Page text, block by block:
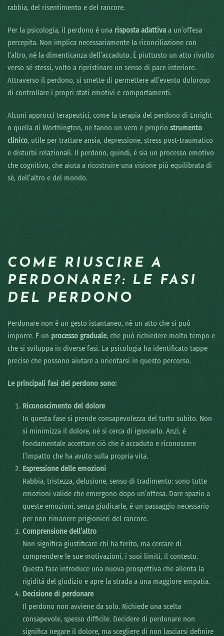
rabbia, del risentimento e del rancore.
Per la psicologia, il perdono è una risposta adattivaa un’offesa
percepita. Non implica necessariamente la riconciliazione con
l’altro, né la dimenticanza dell’accaduto. È piuttosto un atto rivolto
verso sé stessi, volto a ripristinare un senso di pace interiore.
Attraverso il perdono, si smette di permettere all’evento doloroso
di controllare i propri stati emotivi e comportamenti.
Alcuni approcci terapeutici, come la terapia del perdono di Enright
o quella di Worthington, ne fanno un vero e proprio strumento
clinico, utile per trattare ansia, depressione, stress post-traumatico
e disturbi relazionali. Il perdono, quindi, è sia un processo emotivo
che cognitivo, che aiuta a ricostruire una visione più equilibrata di
sé, dell’altro e del mondo.
COME RIUSCIRE A
PERDONARE?: LE FASI
DEL PERDONO
Perdonare non è un gesto istantaneo, né un atto che si può
imporre. È un processo graduale, che può richiedere molto tempo e
che si sviluppa in diverse fasi. La psicologia ha identificato tappe
precise che possono aiutare a orientarsi in questo percorso.
Le principali fasi del perdono sono:
Riconoscimento del dolore
In questa fase si prende consapevolezza del torto subito. Non
si minimizza il dolore, né si cerca di ignorarlo. Anzi, è
fondamentale accettare ciò che è accaduto e riconoscere
l’impatto che ha avuto sulla propria vita.
Espressione delle emozioni
Rabbia, tristezza, delusione, senso di tradimento: sono tutte
emozioni valide che emergono dopo un’offesa. Dare spazio a
queste emozioni, senza giudicarle, è un passaggio necessario
per non rimanere prigionieri del rancore.
Comprensione dell’altro
Non significa giustificare chi ha ferito, ma cercare di
comprendere le sue motivazioni, i suoi limiti, il contesto.
Questa fase introduce una nuova prospettiva che allenta la
rigidità del giudizio e apre la strada a una maggiore empatia.
Decisione di perdonare
Il perdono non avviene da solo. Richiede una scelta
consapevole, spesso difficile. Decidere di perdonare non
significa negare il dolore, ma scegliere di non lasciarsi definire